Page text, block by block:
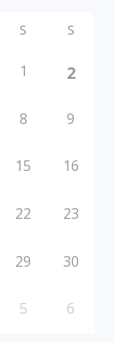
S S
1 2
8 9
15 16
22 23
29 30
5 6